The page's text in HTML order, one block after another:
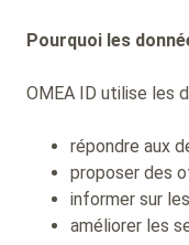
Pourquoi les
OMEA ID utilise les
répondre aux
proposer des
informer sur
améliorer les